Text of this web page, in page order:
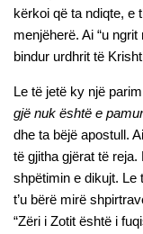
kërkoi që ta ndiqte, e
menjëherë. Ai “u
bindur urdhrit të
Le të jetë ky një
gjë nuk është e
dhe ta bëjë apostull.
të gjitha gjërat të
shpëtimin e dikujt. Le
t’u bërë mirë
“Zëri i Zotit është i